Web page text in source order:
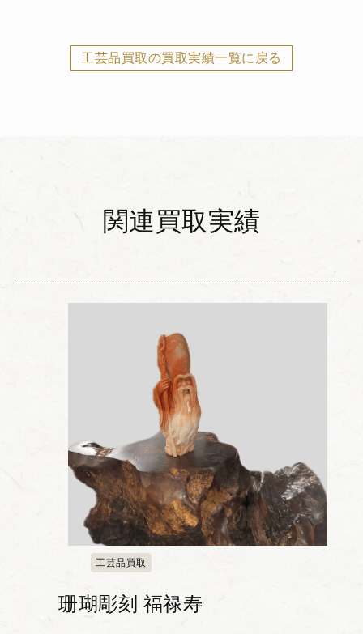
工芸品買取の買取実績一覧に戻る
関連買取実績
工芸品買取
珊瑚彫刻 福禄寿